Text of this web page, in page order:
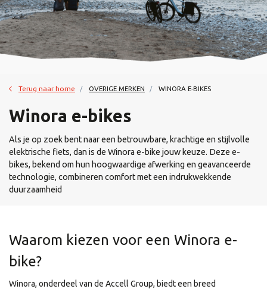
Terug naar home OVERIGE MERKEN WINORA E-BIKES
Winora e-bikes
Als je op zoek bent naar een betrouwbare, krachtige en stijlvolle
elektrische fiets, dan is de Winora e-bike jouw keuze. Deze e-
bikes, bekend om hun hoogwaardige afwerking en geavanceerde
technologie, combineren comfort met een indrukwekkende
duurzaamheid
Waarom kiezen voor een Winora e-
bike?
Winora, onderdeel van de Accell Group, biedt een breed